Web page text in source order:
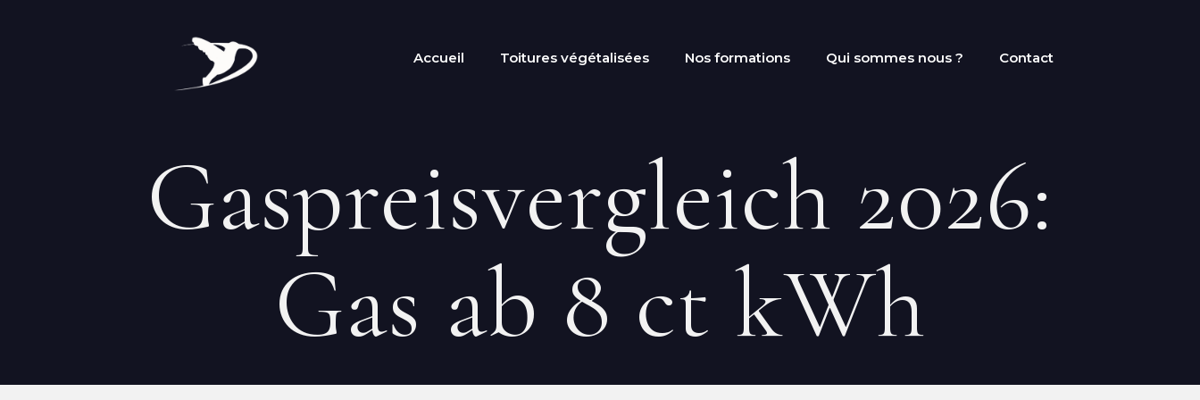
Accueil Toitures végétalisées Nos formations Qui sommes nous ? Contact
Gaspreisvergleich 2026:
Gas ab 8 ct kWh